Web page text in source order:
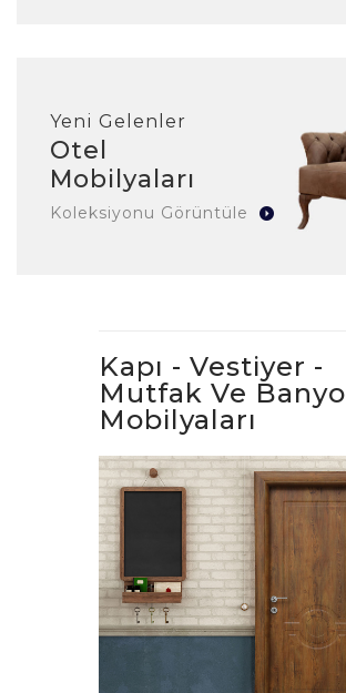
Yeni Gelenler
Otel
Mobilyaları
Koleksiyonu Görüntüle
Kapı - Vestiyer -
Mutfak Ve Banyo
Mobilyaları